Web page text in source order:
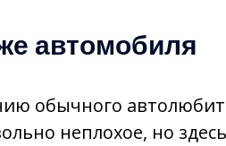
автомобиля
обычного
неплохое, но